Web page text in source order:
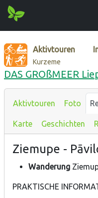
Aktivtouren
Kurzeme
DAS GROßMEER
Aktivtouren Foto
Karte Geschichten
Ziemupe -
Wanderung
PRAKTISCHE